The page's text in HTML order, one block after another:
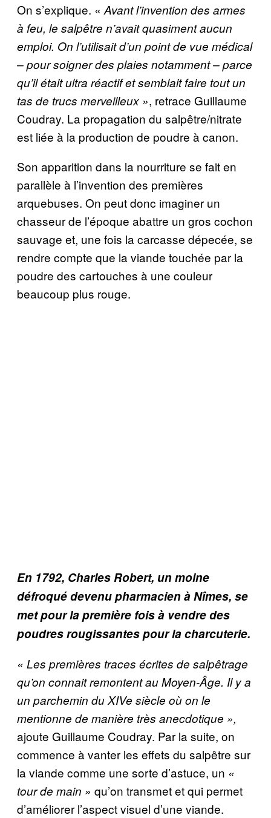
On s’explique. « Avant l’invention des armes
à feu, le salpêtre n’avait quasiment aucun
emploi. On l’utilisait d’un point de vue médical
– pour soigner des plaies notamment – parce
qu’il était ultra réactif et semblait faire tout un
tas de trucs merveilleux », retrace Guillaume
Coudray. La propagation du salpêtre/nitrate
est liée à la production de poudre à canon.
Son apparition dans la nourriture se fait en
parallèle à l’invention des premières
arquebuses. On peut donc imaginer un
chasseur de l’époque abattre un gros cochon
sauvage et, une fois la carcasse dépecée, se
rendre compte que la viande touchée par la
poudre des cartouches à une couleur
beaucoup plus rouge.
En 1792, Charles Robert, un moine
défroqué devenu pharmacien à Nîmes, se
met pour la première fois à vendre des
poudres rougissantes pour la charcuterie.
« Les premières traces écrites de salpêtrage
qu’on connait remontent au Moyen-Âge. Il y a
un parchemin du XIVe siècle oùon le
mentionne de manière très anecdotique »,
ajoute Guillaume Coudray. Par la suite, on
commence à vanter les effets du salpêtre sur
la viande comme une sorte d’astuce, un «
tour de main » qu’on transmet et qui permet
d’améliorer l’aspect visuel d’une viande.